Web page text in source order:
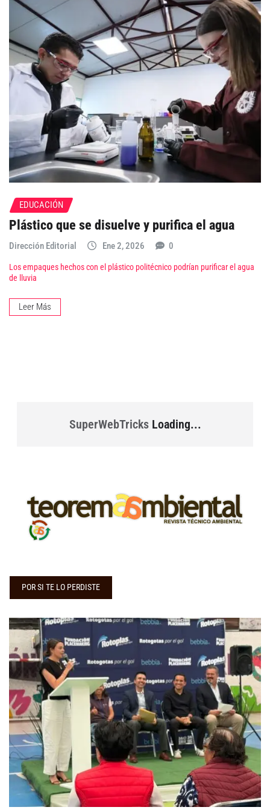
EDUCACIÓN
Plástico que se disuelve y purifica el agua
Dirección Editorial Ene 2, 2026 0
Los empaques hechos con el plástico politécnico podrían purificar el agua
de lluvia
Leer Más
SuperWebTricksLoading...
POR SI TE LO PERDISTE